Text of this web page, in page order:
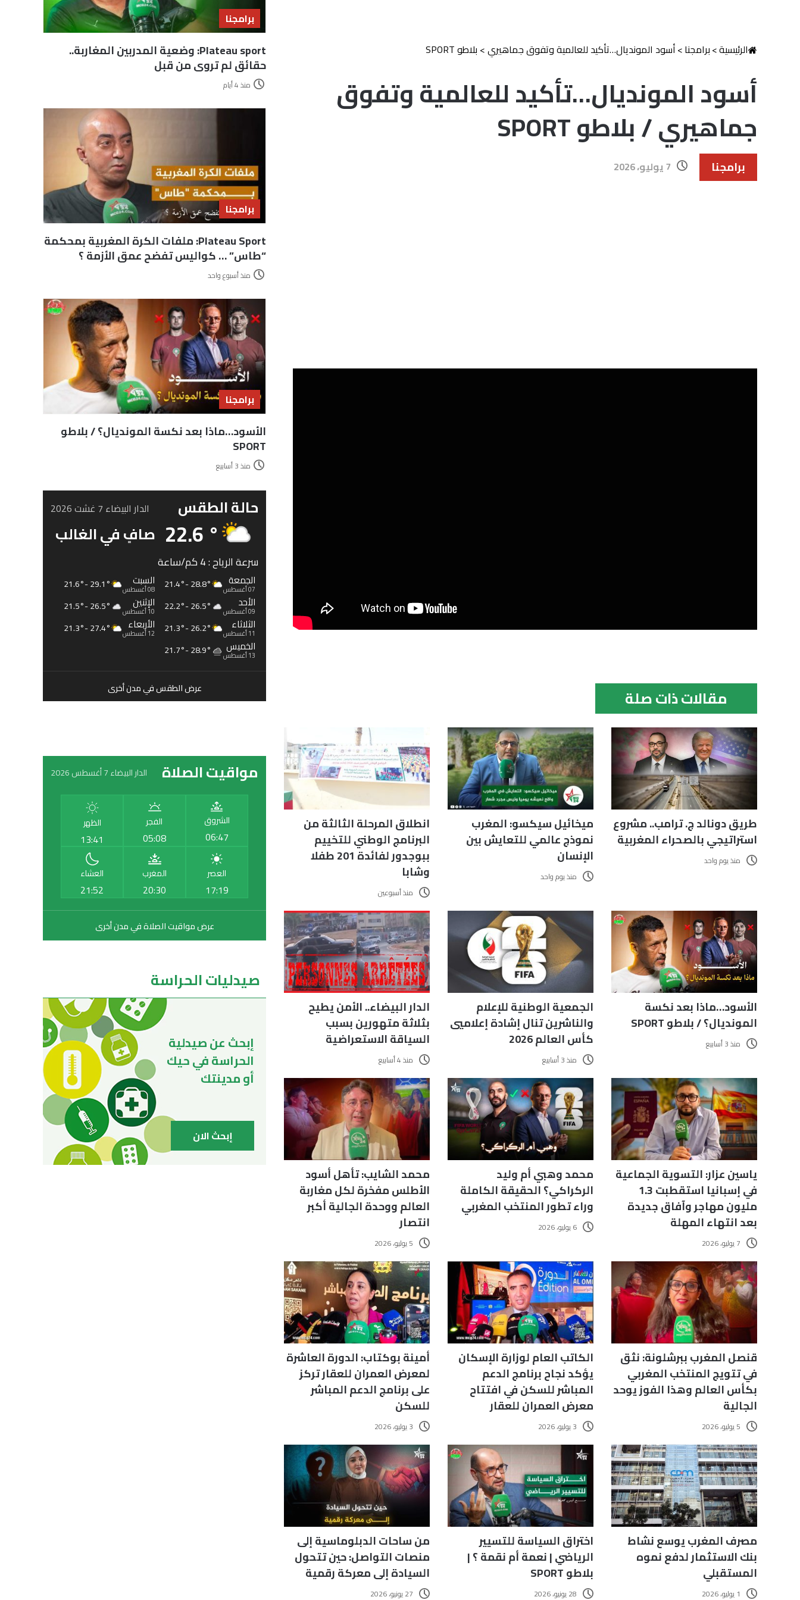
الرئيسية>برامجنا>أسود المونديال…تأكيد للعالمية وتفوق جماهيري> بلاطو SPORT
أسود المونديال…تأكيد للعالمية وتفوق
جماهيري / بلاطو SPORT
برامجنا 7 يوليو، 2026
مقالات ذات صلة
طريق دونالد ج. ترامب.. مشروع
استراتيجي بالصحراء المغربية
منذ يوم واحد
ميخائيل سيكسو: المغرب
نموذج عالمي للتعايش بين
الإنسان
منذ يوم واحد
انطلاق المرحلة الثالثة من
البرنامج الوطني للتخييم
ببوجدور لفائدة 201 طفلا
وشابا
منذ أسبوعين
الأسود…ماذا بعد نكسة
المونديال؟ / بلاطو SPORT
منذ 3 أسابيع
الجمعية الوطنية للإعلام
والناشرين تنال إشادة إعلاميي
كأس العالم 2026
منذ 3 أسابيع
الدار البيضاء.. الأمن يطيح
بثلاثة متهورين بسبب
السياقة الاستعراضية
منذ 4 أسابيع
ياسين عزار: التسوية الجماعية
في إسبانيا استقطبت 1.3
مليون مهاجر وآفاق جديدة
بعد انتهاء المهلة
7 يوليو، 2026
محمد وهبي أم وليد
الركراكي؟ الحقيقة الكاملة
وراء تطور المنتخب المغربي
6 يوليو، 2026
محمد الشايب: تأهل أسود
الأطلس مفخرة لكل مغاربة
العالم ووحدة الجالية أكبر
انتصار
5 يوليو، 2026
قنصل المغرب ببرشلونة: نثق
في تتويج المنتخب المغربي
بكأس العالم وهذا الفوز يوحد
الجالية
5 يوليو، 2026
الكاتب العام لوزارة الإسكان
يؤكد نجاح برنامج الدعم
المباشر للسكن في افتتاح
معرض العمران للعقار
3 يوليو، 2026
أمينة بوكتاب: الدورة العاشرة
لمعرض العمران للعقار تركز
على برنامج الدعم المباشر
للسكن
3 يوليو، 2026
مصرف المغرب يوسع نشاط
بنك الاستثمار لدفع نموه
المستقبلي
1 يوليو، 2026
اختراق السياسة للتسيير
الرياضي | نعمة أم نقمة ؟ |
بلاطو SPORT
28 يونيو، 2026
من ساحات الدبلوماسية إلى
منصات التواصل: حين تتحول
السيادة إلى معركة رقمية
27 يونيو، 2026
برامجنا
Plateau sport: وضعية المدربين المغاربة..
حقائق لم تروى من قبل
منذ 4 أيام
برامجنا
Plateau Sport: ملفات الكرة المغربية بمحكمة
“طاس” … كواليس تفضح عمق الأزمة ؟
منذ أسبوع واحد
برامجنا
الأسود…ماذا بعد نكسة المونديال؟ / بلاطو
SPORT
منذ 3 أسابيع